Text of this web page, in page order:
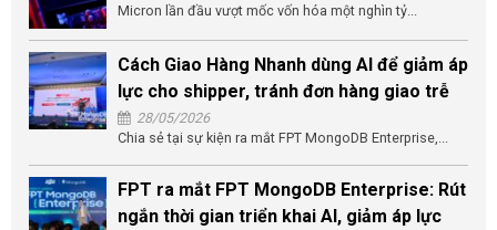
Micron lần đầu vượt mốc vốn hóa một nghìn tỷ...
Cách Giao Hàng Nhanh dùng AI để giảm áp
lực cho shipper, tránh đơn hàng giao trễ
28/05/2026
Chia sẻ tại sự kiện ra mắt FPT MongoDB Enterprise,...
FPT ra mắt FPT MongoDB Enterprise: Rút
ngắn thời gian triển khai AI, giảm áp lực